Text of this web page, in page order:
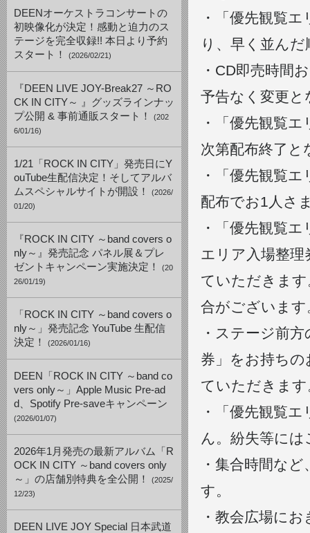
DEENオーケストラコンサートの
初映像化が決定！感動と迫力のス
テージを完全収録!! 本日より予約
スタート！
(2026/02/21)
『DEEN LIVE JOY-Break27 ～RO
CK IN CITY～ 』グッズラインナッ
プ公開 & 事前通販スタート！
(202
6/01/16)
1/21「ROCK IN CITY」発売日にY
ouTube生配信決定！そしてアルバ
ムスペシャルサイトが開設！
(2026/
01/20)
『ROCK IN CITY ～band covers o
nly～』発売記念 パネル展＆プレ
ゼントキャンペーン実施決定！
(20
26/01/19)
「ROCK IN CITY ～band covers o
nly～」発売記念 YouTube 生配信
決定！
(2026/01/16)
DEEN「ROCK IN CITY ～band co
vers only～」Apple Music Pre-ad
d、Spotify Pre-saveキャンペーン
(2026/01/07)
2026年1月発売の最新アルバム「R
OCK IN CITY ～band covers only
～」の店舗別特典を全公開！
(2025/
12/23)
DEEN LIVE JOY Special 日本武道
・「優先観覧
り、早く並ん
・CD即売時間
予告なく変更
・「優先観覧
次第配布終了
・「優先観覧
配布でお1人さ
・「優先観覧
エリア入場整
ていただきま
合がございま
・ステージ前
券」をお持ち
ていただきます
・「優先観覧
ん。紛失等に
・集合時間な
す。
・教会広場に